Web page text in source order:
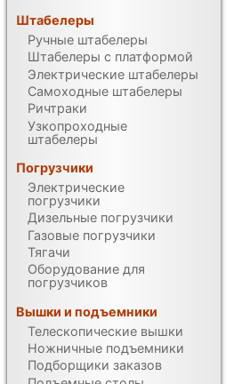
Штабелеры
Ручные штабелеры
Штабелеры с платформой
Электрические штабелеры
Самоходные штабелеры
Ричтраки
Узкопроходные
штабелеры
Погрузчики
Электрические
погрузчики
Дизельные погрузчики
Газовые погрузчики
Тягачи
Оборудование для
погрузчиков
Вышки и подъемники
Телескопические вышки
Ножничные подъемники
Подборщики заказов